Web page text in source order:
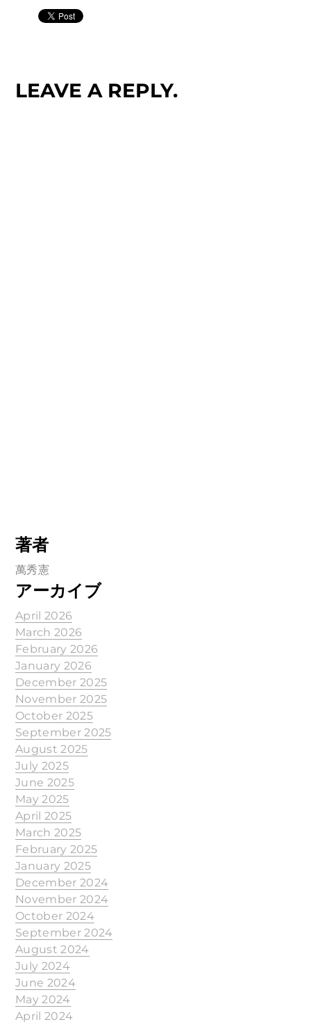
LEAVE A REPLY.
著者
萬秀憲
アーカイブ
April 2026
March 2026
February 2026
January 2026
December 2025
November 2025
October 2025
September 2025
August 2025
July 2025
June 2025
May 2025
April 2025
March 2025
February 2025
January 2025
December 2024
November 2024
October 2024
September 2024
August 2024
July 2024
June 2024
May 2024
April 2024